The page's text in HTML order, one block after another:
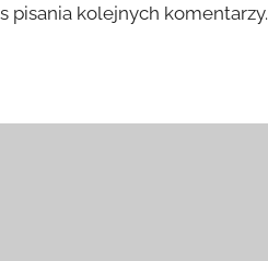
pisania kolejnych komentarzy.